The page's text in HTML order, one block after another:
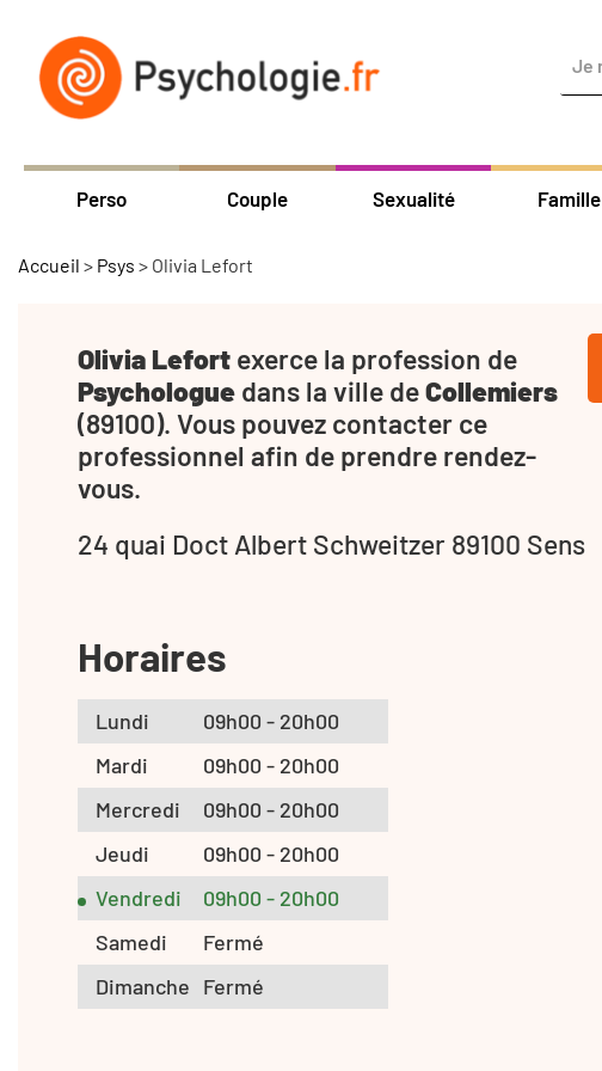
Perso Couple Sexualité Famille
Accueil > Psys > Olivia Lefort
Olivia Lefort exerce la profession de
Psychologue dans la ville deCollemiers
(89100). Vous pouvez contacter ce
professionnel afin de prendre rendez-
vous.
24 quai Doct Albert Schweitzer 89100 Sens
Horaires
Lundi
09h00 - 20h00
Mardi
09h00 - 20h00
Mercredi
09h00 - 20h00
Jeudi
09h00 - 20h00
Vendredi
09h00 - 20h00
Samedi
Fermé
Dimanche Fermé